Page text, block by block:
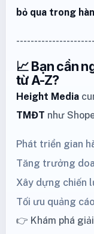
bỏ qua trong
📈 Bạn cần
từ A-Z?
Height Media
TMĐT như
Phát triển gian
Tăng trưởng
Xây dựng chiến
Tối ưu quảng
👉 Khám phá